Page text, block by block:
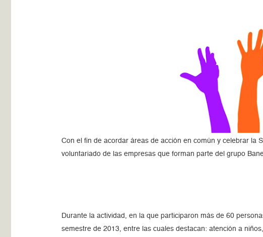
Con el fin de acordar áreas de acción en común y celebrar la
voluntariado de las empresas que forman parte del grupo
Durante la actividad, en la que participaron más de 60
semestre de 2013, entre las cuales destacan: atención a